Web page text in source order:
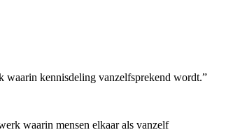
waarin kennisdeling vanzelfsprekend wordt.”
waarin mensen elkaar als vanzelf